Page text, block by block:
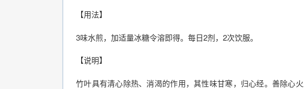
【用法】
3味水煎，加适量冰糖令溶即得。每日2剂，2次饮服。
【说明】
竹叶具有清心除热、消渴的作用，其性味甘寒，归心经。善除心